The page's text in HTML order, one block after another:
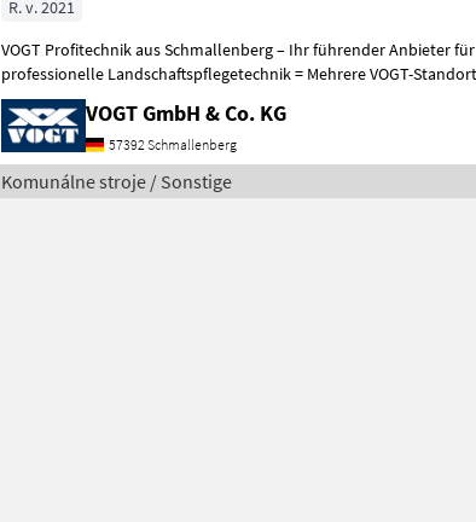
R. v. 2021
VOGT Profitechnik aus Schmallenberg – Ihr führender Anbieter für
professionelle Landschaftspflegetechnik = Mehrere VOGT-Standorte +
100 Servicepartner in Deutsch
VOGT GmbH & Co. KG
57392 Schmallenberg
Komunálne stroje / Sonstige